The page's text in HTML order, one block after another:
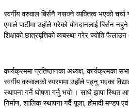
स्वर्गीय वरुवाल बिर्सनै नसक्ने व्यक्तित्व भएको
एमाले पार्टीमा उहाँले गरेको योगदानलाई बिर्सन
शिक्षाको छात्रबृत्तिको व्यबस्था गरेर ज्योति
कार्यक्रममा प्रतिष्ठानका अध्यक्ष, कार्यक्रमका
स्वर्गीय वरुवालको स्मरणमा उहाँले पढ्नु भएका
स्थापना गर्ने घोषणा गर्नु भयो । साथै झापा स्थित
निर्माण, शालिक स्थापना गर्दै पूजा, होमादी